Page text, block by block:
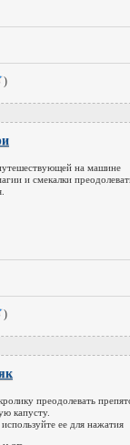
)
на машине
и смекалки
)
преодолевать
капусту.
ее для нажатия